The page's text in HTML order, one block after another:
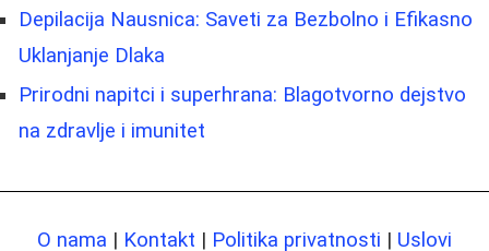
Depilacija Nausnica: Saveti za Bezbolno i Efikasno
Uklanjanje Dlaka
Prirodni napitci i superhrana: Blagotvorno dejstvo
na zdravlje i imunitet
O nama | Kontakt | Politika privatnosti | Uslovi